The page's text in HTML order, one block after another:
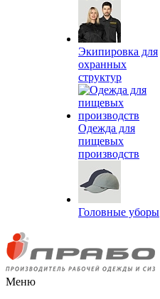
Экипировка для
охранных
структур
Одежда для
пищевых
производств
Головные уборы
Меню